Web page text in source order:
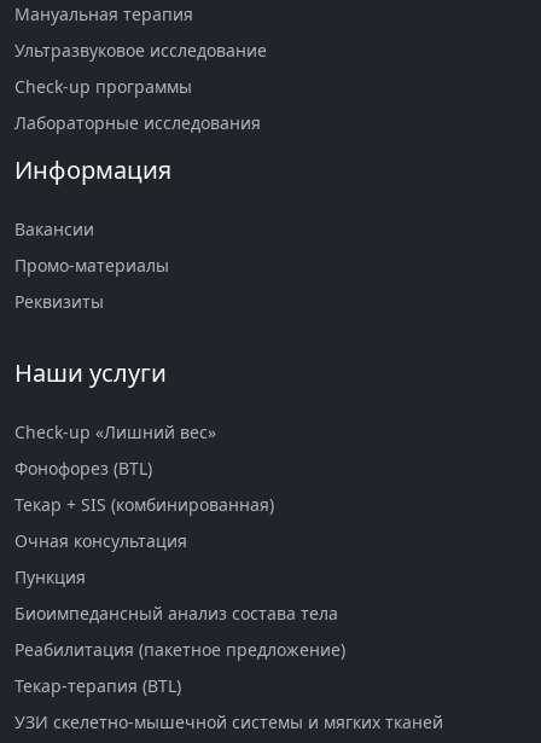
Мануальная терапия
Ультразвуковое исследование
Check-up программы
Лабораторные исследования
Информация
Вакансии
Промо-материалы
Реквизиты
Наши услуги
Check-up «Лишний вес»
Фонофорез (BTL)
Текар + SIS (комбинированная)
Очная консультация
Пункция
Биоимпедансный анализ состава тела
Реабилитация (пакетное предложение)
Текар-терапия (BTL)
УЗИ скелетно-мышечной системы и мягких тканей